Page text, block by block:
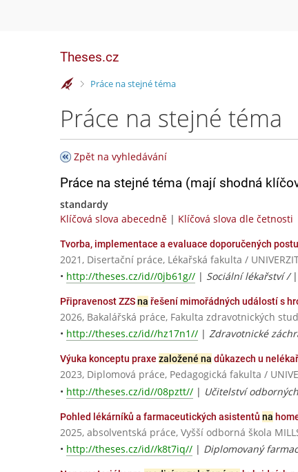
Theses.cz
>Práce na stejné téma
Práce na stejné téma
Zpět na vyhledávání
Práce na stejné téma (mají shodná
standardy
Klíčová slova abecedně | Klíčová slova dle četnosti
Tvorba, implementace a evaluace doporučených
2021, Disertační práce, Lékařská fakulta /
• http://theses.cz/id//0jb61g// | Sociální lékařství / |
Připravenost ZZSna řešení mimořádných událostí s
2026, Bakalářská práce, Fakulta zdravotnických
• http://theses.cz/id//hz17n1// | Zdravotnické
Výuka konceptu praxe založené na důkazech u
2023, Diplomová práce, Pedagogická fakulta /
• http://theses.cz/id//08pztt// | Učitelství
Pohled lékárníků a farmaceutických asistentů na
2025, absolventská práce, Vyšší odborná škola
• http://theses.cz/id//k8t7iq// | Diplomovaný